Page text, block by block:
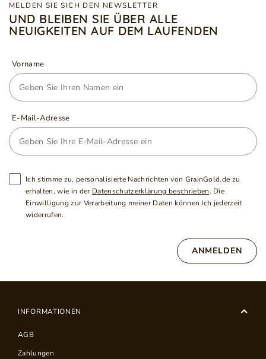
MELDEN SIE SICH DEN NEWSLETTER
UND BLEIBEN SIE ÜBER ALLE
NEUIGKEITEN AUF DEM LAUFENDEN
Vorname
E-Mail-Adresse
Ich stimme zu, personalisierte Nachrichten von GrainGold.de zu
erhalten, wie in der Datenschutzerklärung beschrieben. Die
Einwilligung zur Verarbeitung meiner Daten können Ich jederzeit
widerrufen.
ANMELDEN
INFORMATIONEN
AGB
Zahlungen